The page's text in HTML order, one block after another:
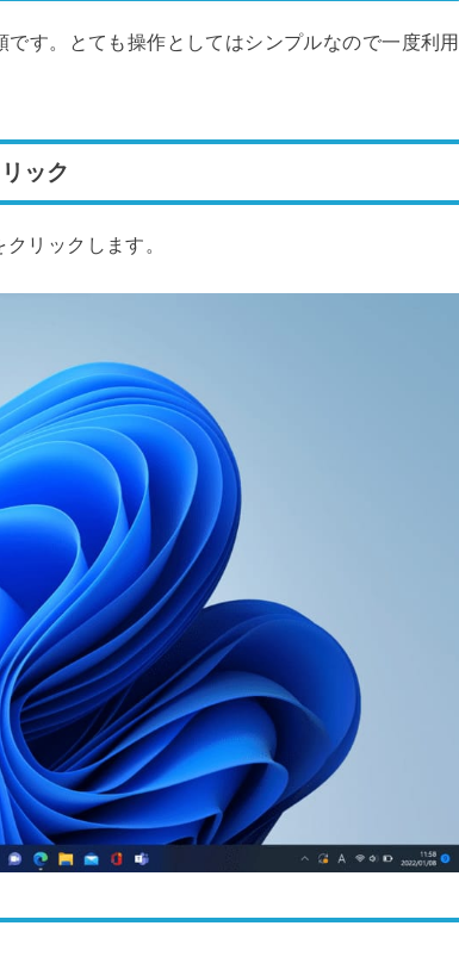
す。とても操作としてはシンプルなので一度利用
ック
リックします。